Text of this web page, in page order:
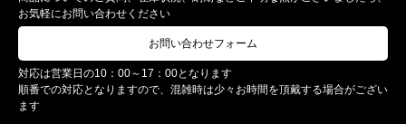
お気軽にお問い合わせください
お問い合わせフォーム
対応は営業日の10：00～17：00となります
順番での対応となりますので、混雑時は少々お時間を頂戴する場合がござい
ます